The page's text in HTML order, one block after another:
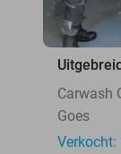
Carwash
Goes
Verkocht: